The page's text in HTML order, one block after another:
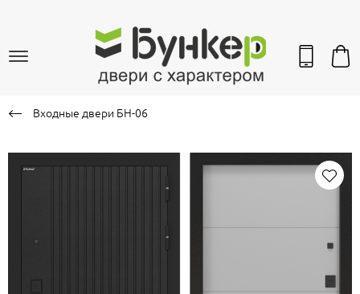
Входные двери БН-06